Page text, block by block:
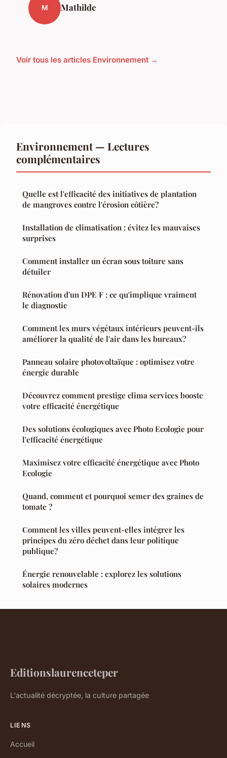
M Mathilde
Voir tous les articles Environnement →
Environnement — Lectures
complémentaires
Quelle est l'efficacité des initiatives de plantation
de mangroves contre l'érosion côtière?
Installation de climatisation : évitez les mauvaises
surprises
Comment installer un écran sous toiture sans
détuiler
Rénovation d'un DPE F : ce qu'implique vraiment
le diagnostic
Comment les murs végétaux intérieurs peuvent-ils
améliorer la qualité de l'air dans les bureaux?
Panneau solaire photovoltaïque : optimisez votre
énergie durable
Découvrez comment prestige clima services booste
votre efficacité énergétique
Des solutions écologiques avec Photo Ecologie pour
l'efficacité énergétique
Maximisez votre efficacité énergétique avec Photo
Ecologie
Quand, comment et pourquoi semer des graines de
tomate ?
Comment les villes peuvent-elles intégrer les
principes du zéro déchet dans leur politique
publique?
Énergie renouvelable : explorez les solutions
solaires modernes
Editionslaurenceteper
L'actualité décryptée, la culture partagée
LIENS
Accueil